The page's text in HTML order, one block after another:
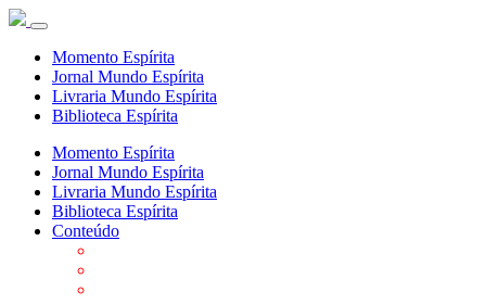
Momento Espírita
Jornal Mundo Espírita
Livraria Mundo Espírita
Biblioteca Espírita
Momento Espírita
Jornal Mundo Espírita
Livraria Mundo Espírita
Biblioteca Espírita
Conteúdo